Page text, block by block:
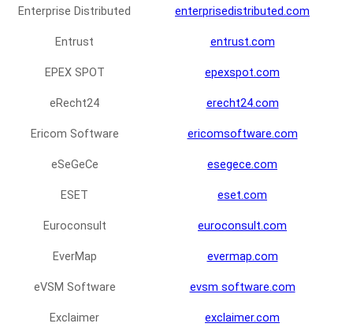
Enterprise Distributed enterprisedistributed.com
Entrust entrust.com
EPEX SPOT epexspot.com
eRecht24 erecht24.com
Ericom Software ericomsoftware.com
eSeGeCe esegece.com
ESET eset.com
Euroconsult euroconsult.com
EverMap evermap.com
eVSM Software evsm software.com
Exclaimer exclaimer.com